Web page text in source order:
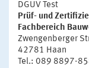
DGUV Test
Prüf- und
Fachbereich
Zwengenberger
42781 Haan
Tel.: 089 8897-